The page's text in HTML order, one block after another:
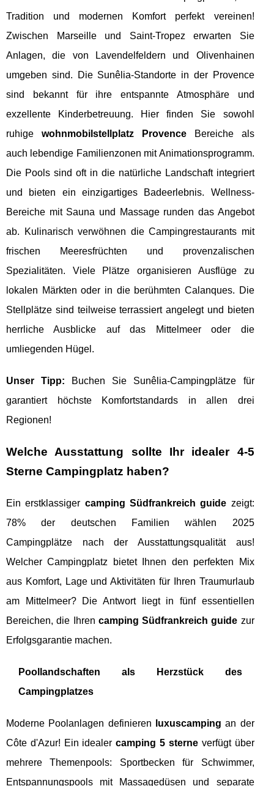
Tradition und modernen Komfort perfekt vereinen!
Zwischen Marseille und Saint-Tropez erwarten Sie
Anlagen, die von Lavendelfeldern und Olivenhainen
umgeben sind. Die Sunêlia-Standorte in der Provence
sind bekannt für ihre entspannte Atmosphäre und
exzellente Kinderbetreuung. Hier finden Sie sowohl
ruhige wohnmobilstellplatz ProvenceBereiche als
auch lebendige Familienzonen mit Animationsprogramm.
Die Pools sind oft in die natürliche Landschaft integriert
und bieten ein einzigartiges Badeerlebnis. Wellness-
Bereiche mit Sauna und Massage runden das Angebot
ab. Kulinarisch verwöhnen die Campingrestaurants mit
frischen Meeresfrüchten und provenzalischen
Spezialitäten. Viele Plätze organisieren Ausflüge zu
lokalen Märkten oder in die berühmten Calanques. Die
Stellplätze sind teilweise terrassiert angelegt und bieten
herrliche Ausblicke auf das Mittelmeer oder die
umliegenden Hügel.
Unser Tipp: Buchen Sie Sunêlia-Campingplätze für
garantiert höchste Komfortstandards in allen drei
Regionen!
Welche Ausstattung sollte Ihr idealer 4-5
Sterne Campingplatz haben?
Ein erstklassiger camping Südfrankreich guide zeigt:
78% der deutschen Familien wählen 2025
Campingplätze nach der Ausstattungsqualität aus!
Welcher Campingplatz bietet Ihnen den perfekten Mix
aus Komfort, Lage und Aktivitäten für Ihren Traumurlaub
am Mittelmeer? Die Antwort liegt in fünf essentiellen
Bereichen, die Ihren camping Südfrankreich guide zur
Erfolgsgarantie machen.
Poollandschaften als Herzstück des
Campingplatzes
Moderne Poolanlagen definieren luxuscamping an der
Côte d'Azur! Ein idealercamping 5 sterneverfügt über
mehrere Themenpools: Sportbecken für Schwimmer,
Entspannungspools mit Massagedüsen und separate